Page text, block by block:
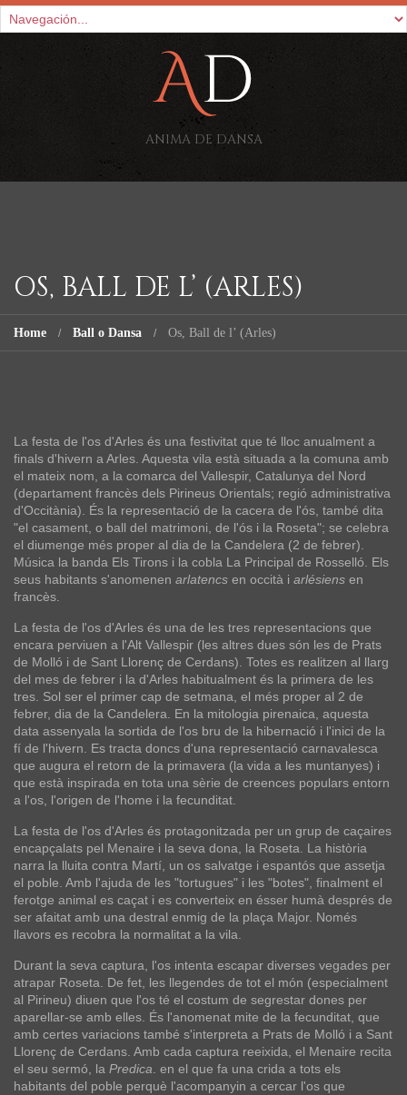
ANIMA DE DANSA
OS, BALL DE L’ (ARLES)
Home Ball o Dansa Os, Ball de l’ (Arles)
La festa de l'os d'Arles és una festivitat que té lloc anualment a
finals d'hivern a Arles. Aquesta vila està situada a la comuna amb
el mateix nom, a la comarca del Vallespir, Catalunya del Nord
(departament francès dels Pirineus Orientals; regió administrativa
d'Occitània). És la representació de la cacera de l'ós, també dita
"el casament, o ball del matrimoni, de l'ós i la Roseta"; se celebra
el diumenge més proper al dia de la Candelera (2 de febrer).
Música la banda Els Tirons i la cobla La Principal de Rosselló. Els
seus habitants s'anomenen arlatencs en occità i arlésiens en
francès.
La festa de l'os d'Arles és una de les tres representacions que
encara perviuen a l'Alt Vallespir (les altres dues són les de Prats
de Molló i de Sant Llorenç de Cerdans). Totes es realitzen al llarg
del mes de febrer i la d'Arles habitualment és la primera de les
tres. Sol ser el primer cap de setmana, el més proper al 2 de
febrer, dia de la Candelera. En la mitologia pirenaica, aquesta
data assenyala la sortida de l'os bru de la hibernació i l'inici de la
fí de l'hivern.
Es tracta doncs d'una representació carnavalesca
que augura el retorn de la primavera (la vida a les muntanyes) i
que està inspirada en tota una sèrie de creences populars entorn
a l'os, l'origen de l'home i la fecunditat.
La festa de l'os d'Arles és protagonitzada per un grup de caçaires
encapçalats pel Menaire i la seva dona, la Roseta. La història
narra la lluita contra Martí, un os salvatge i espantós que assetja
el poble. Amb l'ajuda de les "tortugues" i les "botes", finalment el
ferotge animal es caçat i es converteix en ésser humà després de
ser afaitat amb una destral enmig de la plaça Major. Només
llavors es recobra la normalitat a la vila.
Durant la seva captura, l'os intenta escapar diverses vegades per
atrapar Roseta. De fet, les llegendes de tot el món (especialment
al Pirineu) diuen que l'os té el costum de segrestar dones per
aparellar-se amb elles. És l'anomenat mite de la fecunditat, que
amb certes variacions també s'interpreta a Prats de Molló i a Sant
Llorenç de Cerdans. Amb cada captura reeixida, el Menaire recita
el seu sermó, la Predica . en el que fa una crida a tots els
habitants del poble perquè l'acompanyin a cercar l'os que